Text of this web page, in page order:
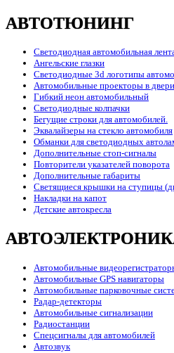
АВТОТЮНИНГ
Светодиодная автомобильная
Ангельские глазки
Светодиодные 3d логотипы
Автомобильные проекторы в двери
Гибкий неон автомобильный
Светодиодные колпачки
Бегущие строки для автомобилей.
Эквалайзеры на стекло автомобиля
Обманки для светодиодных
Дополнительные стоп-сигналы
Повторители указателей поворота
Дополнительные габариты
Светящиеся крышки на ступицы
Накладки на капот
Детские автокресла
Автомобильные
Автомобильные GPS навигаторы
Автомобильные парковочные
Радар-детекторы
Автомобильные сигнализации
Радиостанции
Спецсигналы для автомобилей
Автозвук